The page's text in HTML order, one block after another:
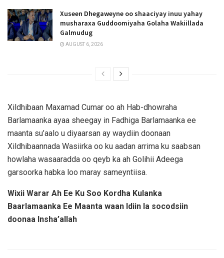
Xuseen Dhegaweyne oo shaaciyay inuu yahay
musharaxa Guddoomiyaha Golaha Wakiillada
Galmudug
AUGUST 6, 2026
Xildhibaan Maxamad Cumar oo ah Hab-dhowraha
Barlamaanka ayaa sheegay in Fadhiga Barlamaanka ee
maanta su’aalo u diyaarsan ay waydiin doonaan
Xildhibaannada Wasiirka oo ku aadan arrima ku saabsan
howlaha wasaaradda oo qeyb ka ah Golihii Adeega
garsoorka habka loo maray sameyntiisa.
Wixii Warar Ah Ee Ku Soo Kordha Kulanka
Baarlamaanka Ee Maanta waan Idiin la socodsiin
doonaa Insha’allah